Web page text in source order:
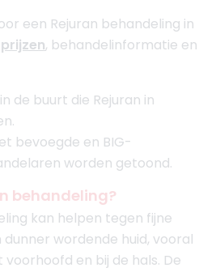
een Rejuran behandeling in
prijzen, behandelinformatie en
de buurt die Rejuran in
bevoegde en BIG-
worden getoond.
behandeling?
kan helpen tegen fijne
dunner wordende huid, vooral
en bij de hals. De